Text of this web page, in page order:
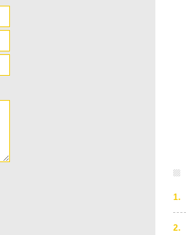
1.
2.